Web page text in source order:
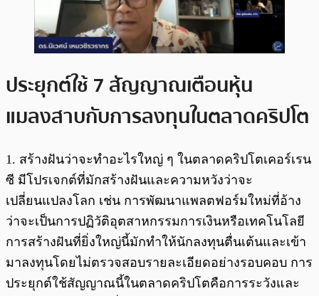
ประยุกต์ใช้ 7 สัญญาณเตือนหุ้น
แมลงสาบกับการลงทุนในตลาดคริปโต
1. สร้างฝันว่าจะทำอะไรใหญ่ ๆ ในตลาดคริปโตเคอร์เรน
ซี มีโปรเจกต์ที่มักสร้างฝันและความหวังว่าจะ
เปลี่ยนแปลงโลก เช่น การพัฒนาแพลตฟอร์มใหม่ที่อ้าง
ว่าจะเป็นการปฏิวัติอุตสาหกรรมการเงินหรือเทคโนโลยี
การสร้างฝันที่ยิ่งใหญ่นี้มักทำให้นักลงทุนตื่นเต้นและเข้า
มาลงทุนโดยไม่ตรวจสอบรายละเอียดอย่างรอบคอบ การ
ประยุกต์ใช้สัญญาณนี้ในตลาดคริปโตคือการระวังและ